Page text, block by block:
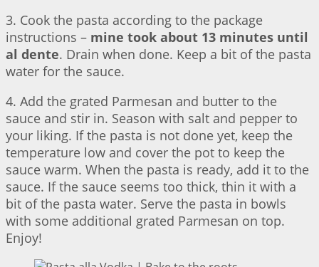
3. Cook the pasta according to the package
instructions – mine took about 13 minutes until
al dente. Drain when done. Keep a bit of the pasta
water for the sauce.
4. Add the grated Parmesan and butter to the
sauce and stir in. Season with salt and pepper to
your liking. If the pasta is not done yet, keep the
temperature low and cover the pot to keep the
sauce warm. When the pasta is ready, add it to the
sauce. If the sauce seems too thick, thin it with a
bit of the pasta water. Serve the pasta in bowls
with some additional grated Parmesan on top.
Enjoy!